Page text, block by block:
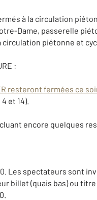
à la circulation
Dame, passerelle
piétonne et
:
resteront fermées ce
et 14).
encore quelques
Les spectateurs sont
billet (quais bas) ou